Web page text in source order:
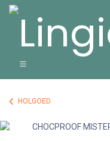
Overslaan naar inhoud
HOLGOED